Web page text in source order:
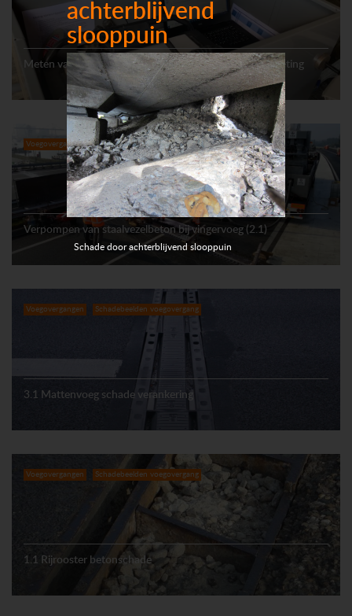
Meten van verticale verplaatsingen m.b.t. acceleratiemeting
Voegovergangen Uitvoering voegovergangen
Verpompen van staalvezelbeton bij vingervoeg (2.1)
Voegovergangen Schadebeelden voegovergang
3.1 Mattenvoeg schade verankering
Voegovergangen Schadebeelden voegovergang
1.1 Rijrooster betonschade
achterblijvend
slooppuin
Schade door achterblijvend slooppuin